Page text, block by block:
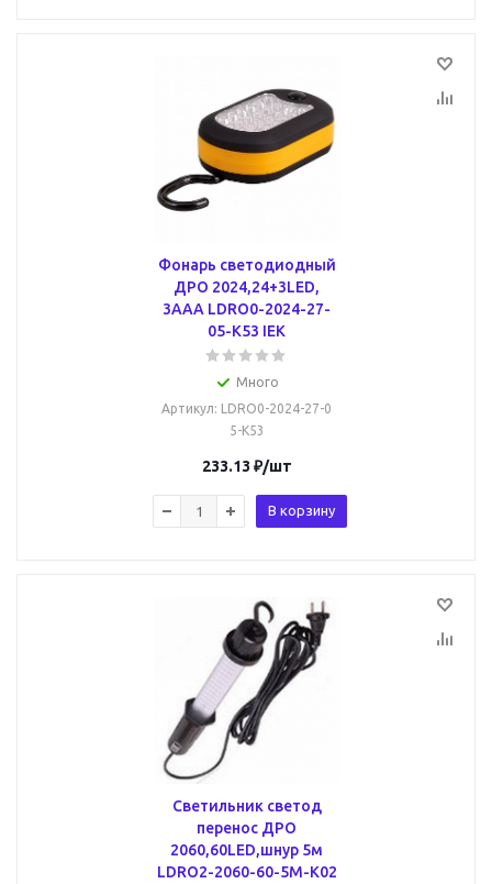
Фонарь светодиодный
ДРО 2024,24+3LED,
3ААА LDRO0-2024-27-
05-K53 IEK
Много
Артикул: LDRO0-2024-27-0
5-K53
233.13 ₽/шт
В корзину
Светильник светод
перенос ДРО
2060,60LED,шнур 5м
LDRO2-2060-60-5M-K02